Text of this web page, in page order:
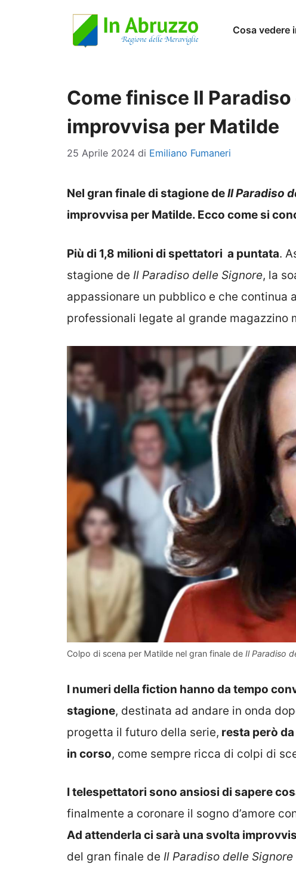
Cosa vedere
Come finisce Il
improvvisa per Matilde
25 Aprile 2024 di Emiliano Fumaneri
Nel gran finale di stagione deIl Paradiso
improvvisa per Matilde. Ecco come si
Più di 1,8 milioni di spettatori a puntata.
stagione de Il Paradiso delle Signore, la
appassionare un pubblico e che continua
professionali legate al grande magazzino
Colpo di scena per Matilde nel gran finale de Il Paradiso
I numeri della fiction hanno da tempo
stagione, destinata ad andare in onda
progetta il futuro della serie, resta però
in corso, come sempre ricca di colpi di
I telespettatori sono ansiosi di sapere
finalmente a coronare il sogno d’amore
Ad attenderla ci sarà una svolta
del gran finale de Il Paradiso delle Signore